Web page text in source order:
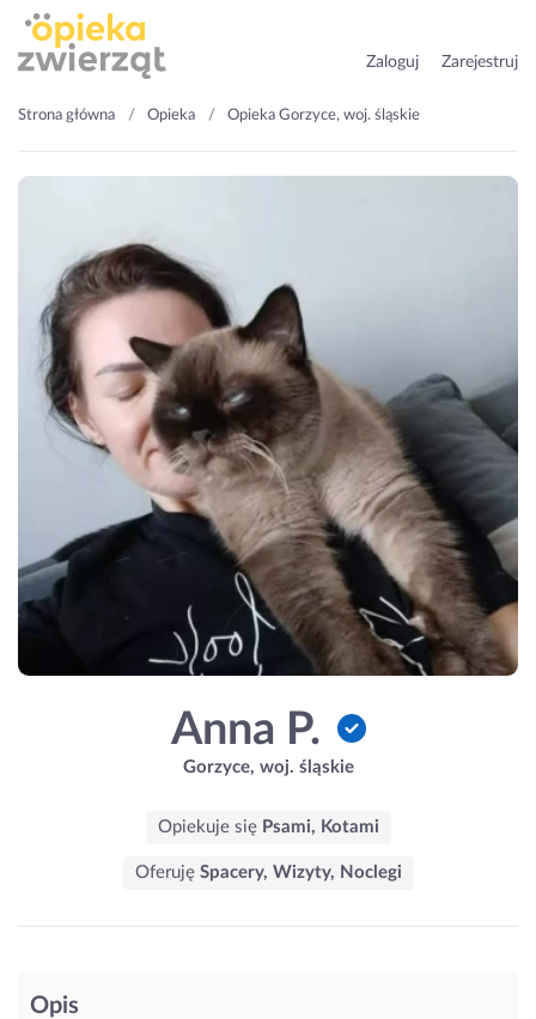
Zaloguj Zarejestruj
Strona główna Opieka Opieka Gorzyce, woj. śląskie
Anna P.
Gorzyce, woj. śląskie
Opiekuje się Psami, Kotami
Oferuję Spacery, Wizyty, Noclegi
Opis